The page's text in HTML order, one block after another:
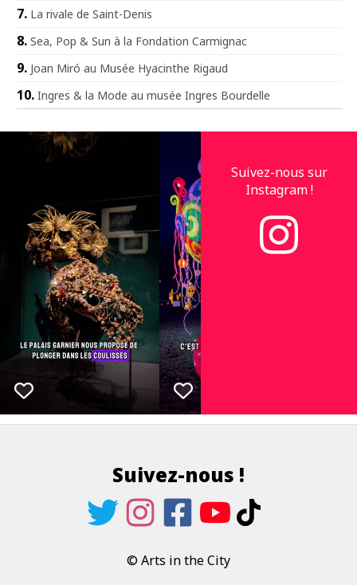
La rivale de Saint-Denis
Sea, Pop & Sun à la Fondation Carmignac
Joan Miró au Musée Hyacinthe Rigaud
Ingres & la Mode au musée Ingres Bourdelle
Suivez-nous sur
Instagram !
Suivez-nous !
© Arts in the City